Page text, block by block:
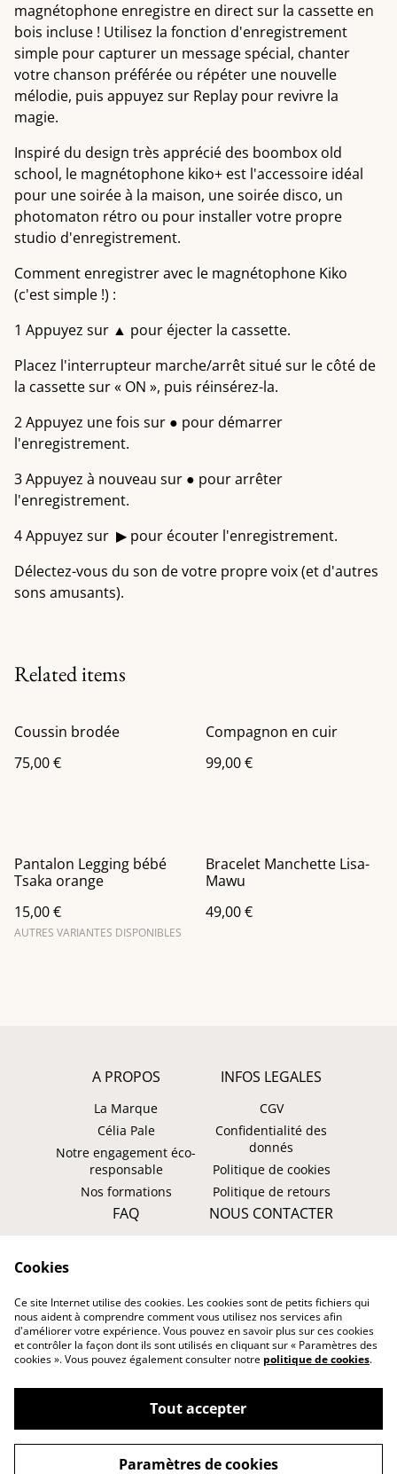
magnétophone enregistre en direct sur la cassette en
bois incluse ! Utilisez la fonction d'enregistrement
simple pour capturer un message spécial, chanter
votre chanson préférée ou répéter une nouvelle
mélodie, puis appuyez sur Replay pour revivre la
magie.
Inspiré du design très apprécié des boombox old
school, le magnétophone kiko+ est l'accessoire idéal
pour une soirée à la maison, une soirée disco, un
photomaton rétro ou pour installer votre propre
studio d'enregistrement.
Comment enregistrer avec le magnétophone Kiko
(c'est simple !) :
1 Appuyez sur ▲ pour éjecter la cassette.
Placez l'interrupteur marche/arrêt situé sur le côté de
la cassette sur « ON », puis réinsérez-la.
2 Appuyez une fois sur ● pour démarrer
l'enregistrement.
3 Appuyez à nouveau sur ● pour arrêter
l'enregistrement.
4 Appuyez sur ︎ ▶ pour écouter l'enregistrement.
Délectez-vous du son de votre propre voix (et d'autres
sons amusants).
Related items
Coussin brodée
75,00 €
Compagnon en cuir
99,00 €
Pantalon Legging bébé
Tsaka orange
15,00 €
AUTRES VARIANTES DISPONIBLES
Bracelet Manchette Lisa-
Mawu
49,00 €
A PROPOS
La Marque
Célia Pale
Notre engagement éco-
responsable
Nos formations
INFOS LEGALES
CGV
Confidentialité des
donnés
Politique de cookies
Politique de retours
FAQ
Suivre ma commande
NOUS CONTACTER
@tombasana.fr
©2026TOMBASANA
Cookies
Ce site Internet utilise des cookies. Les cookies sont de petits fichiers qui
nous aident à comprendre comment vous utilisez nos services afin
d'améliorer votre expérience. Vous pouvez en savoir plus sur ces cookies
et contrôler la façon dont ils sont utilisés en cliquant sur « Paramètres des
cookies ». Vous pouvez également consulter notre politique de cookies.
Tout accepter
Paramètres de cookies